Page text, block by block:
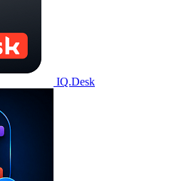
IQ.Desk